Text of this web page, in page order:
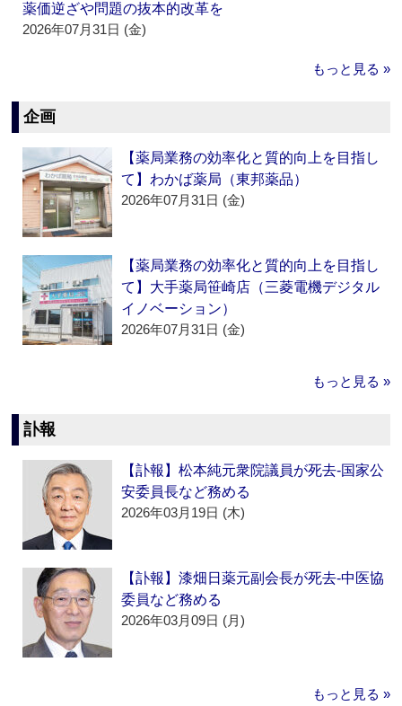
薬価逆ざや問題の抜本的改革を
2026年07月31日 (金)
もっと見る »
企画
【薬局業務の効率化と質的向上を目指し
て】わかば薬局（東邦薬品）
2026年07月31日 (金)
【薬局業務の効率化と質的向上を目指し
て】大手薬局笹崎店（三菱電機デジタル
イノベーション）
2026年07月31日 (金)
もっと見る »
訃報
【訃報】松本純元衆院議員が死去‐国家公
安委員長など務める
2026年03月19日 (木)
【訃報】漆畑日薬元副会長が死去‐中医協
委員など務める
2026年03月09日 (月)
もっと見る »